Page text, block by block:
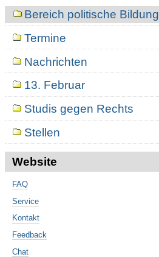
NavigationBereich politische Bildung
Termine
Nachrichten
13. Februar
Studis gegen Rechts
Stellen
Website
FAQ
Service
Kontakt
Feedback
Chat